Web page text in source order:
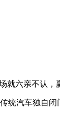
六亲不认，
统汽车独自闭